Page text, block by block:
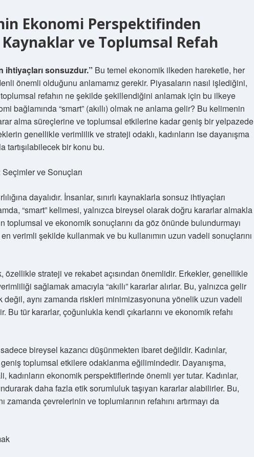
Ekonomi Perspektifinden
ve Toplumsal Refah
ihtiyaçları sonsuzdur.” Bu temel ekonomik ilkeden hareketle, her
önemli olduğunu anlamamız gerekir. Piyasaların nasıl işlediğini,
toplumsal refahın ne şekilde şekillendiğini anlamak için bu ilkeye
bağlamında “smart” (akıllı) olmak ne anlama gelir? Bu kelimenin
alma süreçlerine ve toplumsal etkilerine kadar geniş bir yelpazede
genellikle verimlilik ve strateji odaklı, kadınların ise dayanışma
tartışılabilecek bir konu bu.
Seçimler ve Sonuçları
dayalıdır. İnsanlar, sınırlı kaynaklarla sonsuz ihtiyaçları
“smart” kelimesi, yalnızca bireysel olarak doğru kararlar almakla
toplumsal ve ekonomik sonuçlarını da göz önünde bulundurmayı
verimli şekilde kullanmak ve bu kullanımın uzun vadeli sonuçlarını
strateji ve rekabet açısından önemlidir. Erkekler, genellikle
sağlamak amacıyla “akıllı” kararlar alırlar. Bu, yalnızca gelir
aynı zamanda riskleri minimizasyonuna yönelik uzun vadeli
Bu tür kararlar, çoğunlukla kendi çıkarlarını ve ekonomik refahı
bireysel kazancı düşünmekten ibaret değildir. Kadınlar,
geniş toplumsal etkilere odaklanma eğilimindedir. Dayanışma,
kadınların ekonomik perspektiflerinde önemli yer tutar. Kadınlar,
daha fazla etik sorumluluk taşıyan kararlar alabilirler. Bu,
zamanda çevrelerinin ve toplumlarının refahını artırmayı da